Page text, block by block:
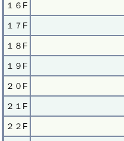
１６F
１７F
１８F
１９F
２０F
２１F
２２F